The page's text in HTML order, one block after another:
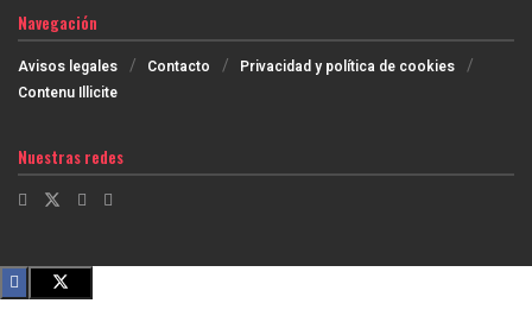
Navegación
Avisos legales Contacto
Privacidad y política de cookies
Contenu Illicite
Nuestras redes